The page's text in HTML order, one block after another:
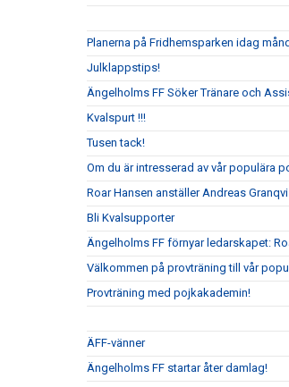
Planerna på Fridhemsparken idag månd
Julklappstips!
Ängelholms FF Söker Tränare och
Kvalspurt !!!
Tusen tack!
Om du är intresserad av vår populära
Roar Hansen anställer Andreas
Bli Kvalsupporter
Ängelholms FF förnyar ledarskapet:
Välkommen på provträning till vår
Provträning med pojkakademin!
ÄFF-vänner
Ängelholms FF startar åter damlag!